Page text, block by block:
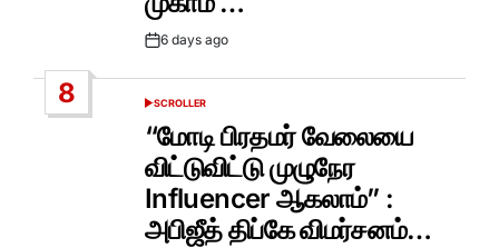
Post6 days ago
8
POSTED
IN
SCROLLER
“மோடி பிரதமர் வேலையை
விட்டுவிட்டு முழுநேர
Influencer ஆகலாம்” :
அபிஜீத் திப்கே விமர்சனம்…